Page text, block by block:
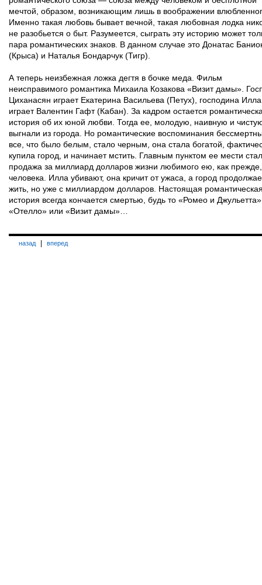
мечтой, образом, возникающим лишь в воображении
Именно такая любовь бывает вечной, такая любовная лодка
не разобьется о быт. Разумеется, сыграть эту историю может
пара романтических знаков. В данном случае это Донатас
(Крыса) и Наталья Бондарчук (Тигр).
А теперь неизбежная ложка дегтя в бочке меда. Фильм
неисправимого романтика Михаила Козакова «Визит дамы».
Циханасян играет Екатерина Васильева (Петух), господина Илла
играет Валентин Гафт (Кабан). За кадром остается
история об их юной любви. Тогда ее, молодую, наивную и
выгнали из города. Но романтические воспоминания
все, что было белым, стало черным, она стала богатой,
купила город, и начинает мстить. Главным пунктом ее мести
продажа за миллиард долларов жизни любимого ею, как прежде,
человека. Илла убивают, она кричит от ужаса, а город
жить, но уже с миллиардом долларов. Настоящая
история всегда кончается смертью, будь то «Ромео и
«Отелло» или «Визит дамы»…
назад вперед